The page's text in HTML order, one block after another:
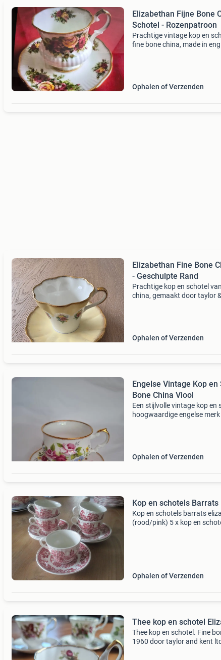
Elizabethan Fijne Bone
Schotel - Rozenpatroon
Prachtige vintage kop en
fine bone china, made in
Ophalen of Verzenden
Elizabethan Fine Bone
- Geschulpte Rand
Prachtige kop en schotel
china, gemaakt door taylor
Ophalen of Verzenden
Engelse Vintage Kop
Bone China Viool
Een stijlvolle vintage kop en
hoogwaardige engelse
Ophalen of Verzenden
Kop en schotels
Kop en schotels barrats
(rood/pink) 5 x kop en
Ophalen of Verzenden
Thee kop en schotel
Thee kop en schotel. Fine
1960 door taylor and kent